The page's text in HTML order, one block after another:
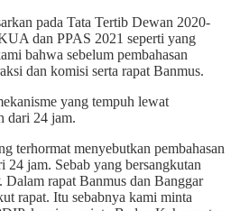
pada Tata Tertib Dewan 2020-
dan PPAS 2021 seperti yang
bahwa sebelum pembahasan
dan komisi serta rapat Banmus.
yang tempuh lewat
dari 24 jam.
terhormat menyebutkan pembahasan
jam. Sebab yang bersangkutan
Dalam rapat Banmus dan Banggar
rapat. Itu sebabnya kami minta